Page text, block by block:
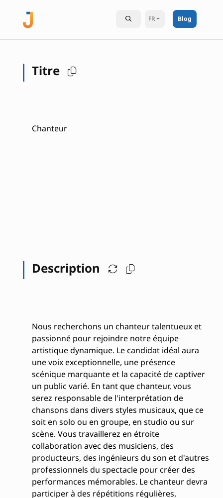
FR Blog
Titre
Chanteur
Description
Nous recherchons un chanteur talentueux et
passionné pour rejoindre notre équipe
artistique dynamique. Le candidat idéal aura
une voix exceptionnelle, une présence
scénique marquante et la capacité de captiver
un public varié. En tant que chanteur, vous
serez responsable de l'interprétation de
chansons dans divers styles musicaux, que ce
soit en solo ou en groupe, en studio ou sur
scène. Vous travaillerez en étroite
collaboration avec des musiciens, des
producteurs, des ingénieurs du son et d'autres
professionnels du spectacle pour créer des
performances mémorables. Le chanteur devra
participer à des répétitions régulières,